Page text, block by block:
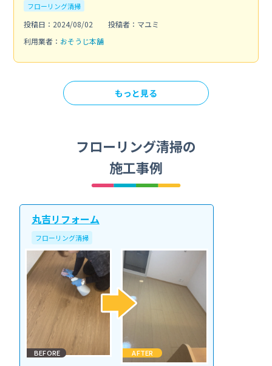
フローリング清掃
投稿日：2024/08/02
投稿者：マユミ
利用業者： おそうじ本舗
もっと見る
フローリング清掃の
施工事例
丸吉リフォーム
フローリング清掃
BEFORE AFTER